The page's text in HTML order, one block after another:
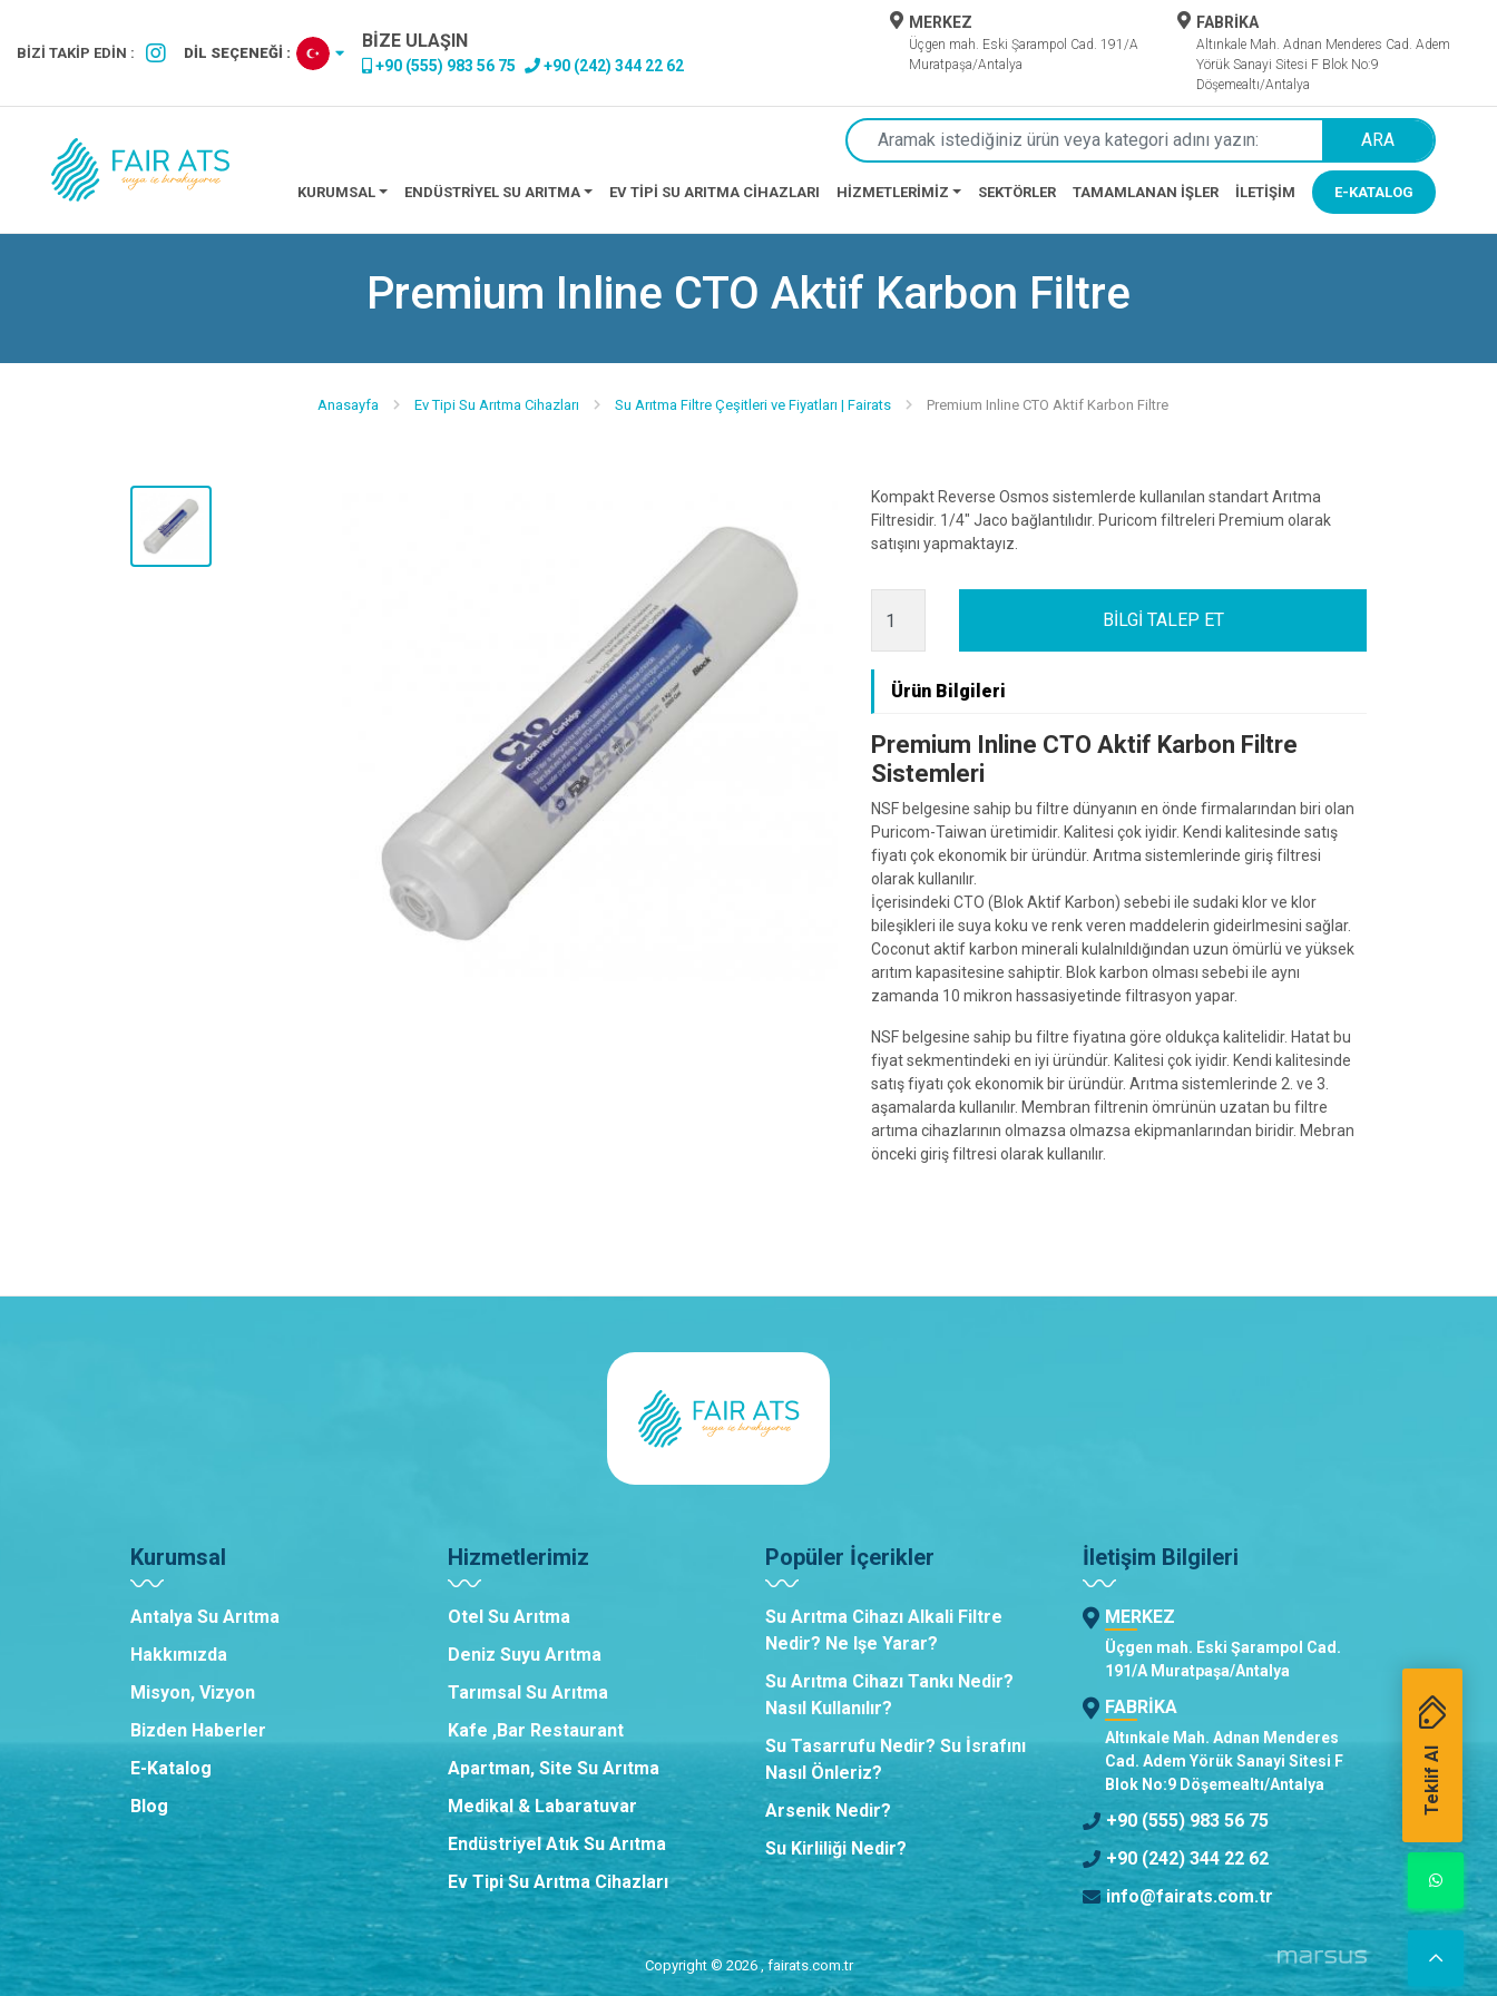
BİZİ TAKİP EDİN : DİL SEÇENEĞİ :
BİZE ULAŞIN
+90 (555) 983 56 75 +90 (242) 344 22 62
MERKEZ
Üçgen mah. Eski Şarampol Cad. 191/A
Muratpaşa/Antalya
FABRİKA
Altınkale Mah. Adnan Menderes Cad. Adem
Yörük Sanayi Sitesi F Blok No:9
Döşemealtı/Antalya
ARA
KURUMSAL ENDÜSTRIYEL SU ARITMA EV TIPI SU ARITMA CIHAZLARI HIZMETLERIMIZ SEKTÖRLER TAMAMLANAN İŞLER İLETIŞIM E-KATALOG
Premium Inline CTO Aktif Karbon Filtre
Anasayfa Ev Tipi Su Arıtma Cihazları Su Arıtma Filtre Çeşitleri ve Fiyatları | Fairats Premium Inline CTO Aktif Karbon Filtre
Kompakt Reverse Osmos sistemlerde kullanılan standart Arıtma
Filtresidir. 1/4" Jaco bağlantılıdır. Puricom filtreleri Premium olarak
satışını yapmaktayız.
BİLGİ TALEP ET
Ürün Bilgileri
Premium Inline CTO Aktif Karbon Filtre
Sistemleri
NSF belgesine sahip bu filtre dünyanın en önde firmalarından biri olan
Puricom-Taiwan üretimidir. Kalitesi çok iyidir. Kendi kalitesinde satış
fiyatı çok ekonomik bir üründür. Arıtma sistemlerinde giriş filtresi
olarak kullanılır.
İçerisindeki CTO (Blok Aktif Karbon) sebebi ile sudaki klor ve klor
bileşikleri ile suya koku ve renk veren maddelerin gideirlmesini sağlar.
Coconut aktif karbon minerali kulalnıldığından uzun ömürlü ve yüksek
arıtım kapasitesine sahiptir. Blok karbon olması sebebi ile aynı
zamanda 10 mikron hassasiyetinde filtrasyon yapar.
NSF belgesine sahip bu filtre fiyatına göre oldukça kalitelidir. Hatat bu
fiyat sekmentindeki en iyi üründür. Kalitesi çok iyidir. Kendi kalitesinde
satış fiyatı çok ekonomik bir üründür. Arıtma sistemlerinde 2. ve 3.
aşamalarda kullanılır. Membran filtrenin ömrünün uzatan bu filtre
artıma cihazlarının olmazsa olmazsa ekipmanlarından biridir. Mebran
önceki giriş filtresi olarak kullanılır.
Kurumsal
Antalya Su Arıtma
Hakkımızda
Misyon, Vizyon
Bizden Haberler
E-Katalog
Blog
Hizmetlerimiz
Otel Su Arıtma
Deniz Suyu Arıtma
Tarımsal Su Arıtma
Kafe ,Bar Restaurant
Apartman, Site Su Arıtma
Medikal & Labaratuvar
Endüstriyel Atık Su Arıtma
Ev Tipi Su Arıtma Cihazları
Popüler İçerikler
Su Arıtma Cihazı Alkali Filtre
Nedir? Ne Işe Yarar?
Su Arıtma Cihazı Tankı Nedir?
Nasıl Kullanılır?
Su Tasarrufu Nedir? Su İsrafını
Nasıl Önleriz?
Arsenik Nedir?
Su Kirliliği Nedir?
İletişim Bilgileri
MERKEZ
Üçgen mah. Eski Şarampol Cad.
191/A Muratpaşa/Antalya
FABRİKA
Altınkale Mah. Adnan Menderes
Cad. Adem Yörük Sanayi Sitesi F
Blok No:9 Döşemealtı/Antalya
+90 (555) 983 56 75
+90 (242) 344 22 62
info@fairats.com.tr
Copyright © 2026 , fairats.com.tr
Teklif Al